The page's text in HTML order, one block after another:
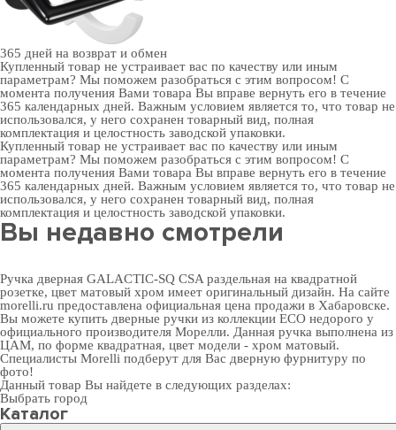
365 дней на возврат и обмен
Купленный товар не устраивает вас по качеству или иным
параметрам? Мы поможем разобраться с этим вопросом! С
момента получения Вами товара Вы вправе вернуть его в течение
365 календарных дней. Важным условием является то, что товар не
использовался, у него сохранен товарный вид, полная
комплектация и целостность заводской упаковки.
Купленный товар не устраивает вас по качеству или иным
параметрам? Мы поможем разобраться с этим вопросом! С
момента получения Вами товара Вы вправе вернуть его в течение
365 календарных дней. Важным условием является то, что товар не
использовался, у него сохранен товарный вид, полная
комплектация и целостность заводской упаковки.
Вы недавно смотрели
Ручка дверная GALACTIC-SQ CSA раздельная на квадратной
розетке, цвет матовый хром имеет оригинальный дизайн. На сайте
morelli.ru предоставлена официальная цена продажи в Хабаровске.
Вы можете купить дверные ручки из коллекции ECO недорого у
официального производителя Морелли. Данная ручка выполнена из
ЦАМ, по форме квадратная, цвет модели - хром матовый.
Специалисты Morelli подберут для Вас дверную фурнитуру по
фото!
Данный товар Вы найдете в следующих разделах:
Выбрать город
Каталог